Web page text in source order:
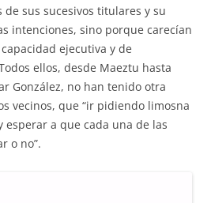
sus sucesivos titulares y su
intenciones, sino porque carecían
ejecutiva y de
ellos, desde Maeztu hasta
González, no han tenido otra
vecinos, que “ir pidiendo limosna
esperar a que cada una de las
o no”.